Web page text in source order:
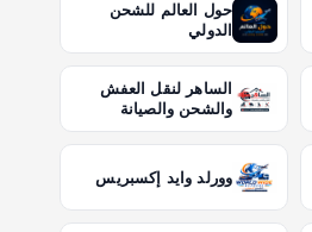
حول العالم للشحن
الدولي
الساهر لنقل العفش
والشحن والصيانة
وورلد وايد إكسبريس